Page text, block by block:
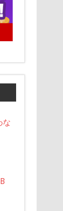
な